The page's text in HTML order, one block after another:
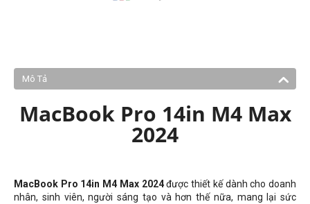
Mô Tả
MacBook Pro 14in M4 Max
2024
MacBook Pro 14in M4 Max 2024được thiết kế dành cho doanh
nhân, sinh viên, người sáng tạo và hơn thế nữa, mang lại sức